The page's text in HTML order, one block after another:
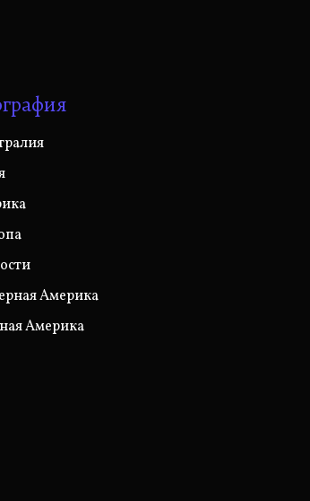
Америка
Америка